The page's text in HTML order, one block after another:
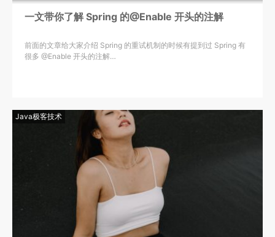
一文带你了解 Spring 的@Enable 开头的注解
前面的文章给大家介绍 Spring 的重试机制的时候有提到过 Spring 有
很多 @Enable 开头的注解…
Java极客技术